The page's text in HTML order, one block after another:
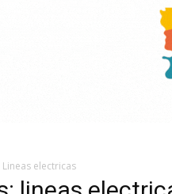
Lineas electricas